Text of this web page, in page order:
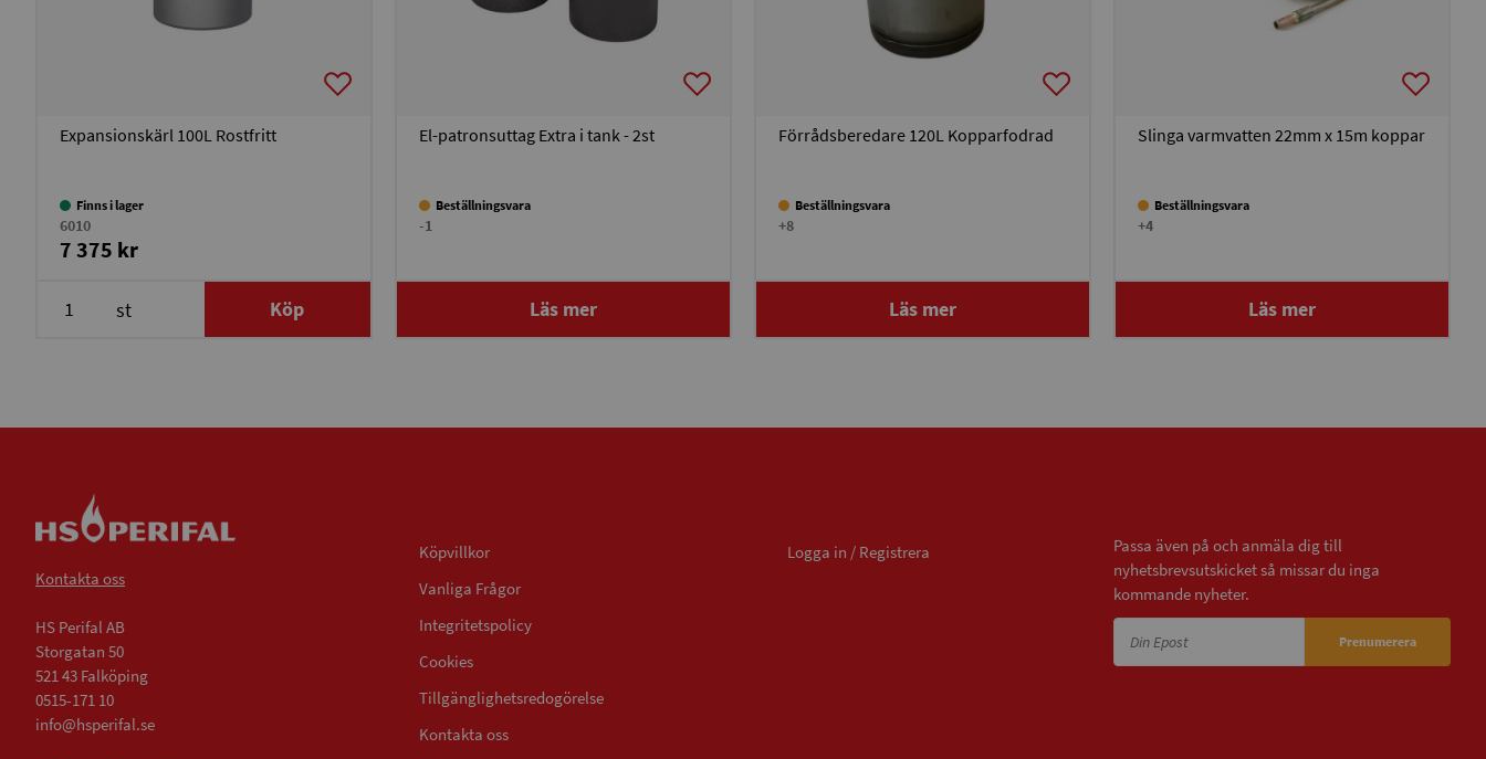
Expansionskärl 100L Rostfritt
Finns i lager
6010
7 375 kr
st Köp
El-patronsuttag Extra i tank - 2st
Beställningsvara
-1
Läs mer
Förrådsberedare 120L Kopparfodrad
Beställningsvara
+8
Läs mer
Slinga varmvatten 22mm x 15m koppar
Beställningsvara
+4
Läs mer
Kontakta oss
HS Perifal AB
Storgatan 50
521 43 Falköping
0515-171 10
info@hsperifal.se
Köpvillkor
Vanliga Frågor
Integritetspolicy
Cookies
Tillgänglighetsredogörelse
Kontakta oss
Logga in / Registrera
Passa även på och anmäla dig till
nyhetsbrevsutskicket så missar du inga
kommande nyheter.
Prenumerera